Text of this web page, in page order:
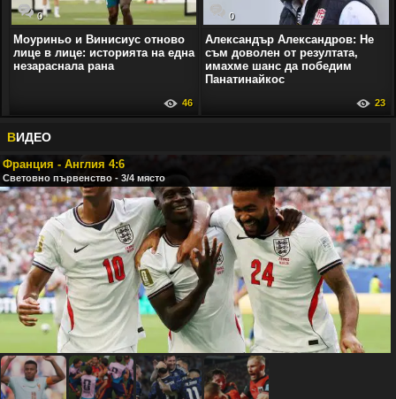
0
Моуриньо и Винисиус отново
лице в лице: историята на една
незараснала рана
46
0
Александър Александров: Не
съм доволен от резултата,
имахме шанс да победим
Панатинайкос
23
ВИДЕО
Франция - Англия 4:6
Световно първенство - 3/4 място